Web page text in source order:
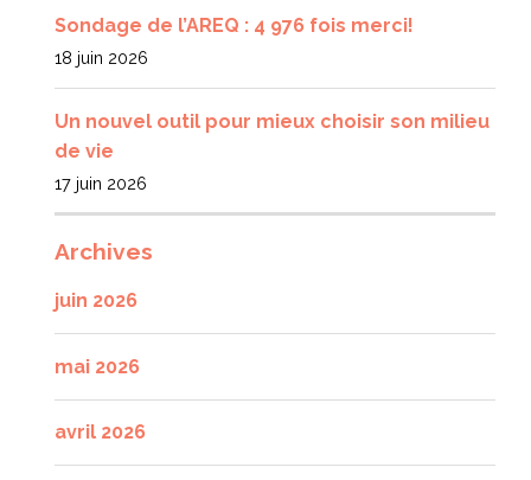
Sondage de l’AREQ : 4 976 fois merci!
18 juin 2026
Un nouvel outil pour mieux choisir son milieu
de vie
17 juin 2026
Archives
juin 2026
mai 2026
avril 2026